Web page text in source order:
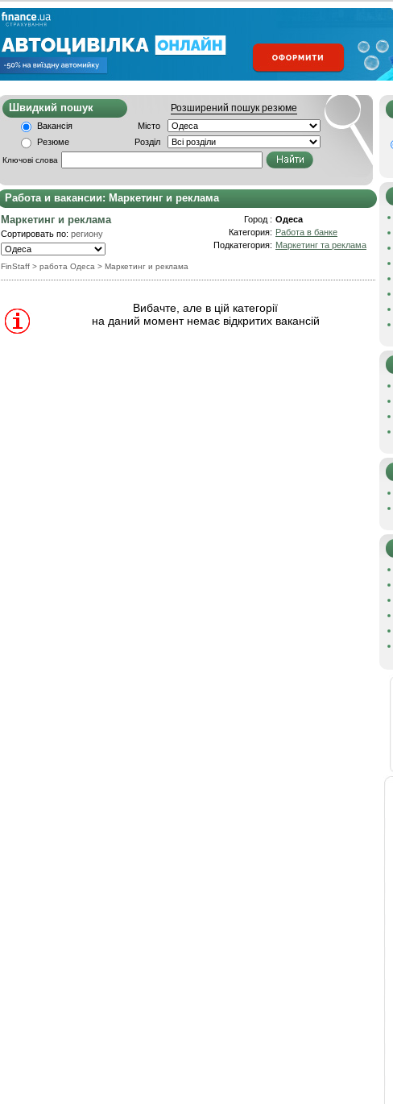
Швидкий пошук Розширений пошук резюме
Вакансія
Місто
Резюме
Розділ
Ключові слова
Работа и вакансии: Маркетинг и реклама
Маркетинг и реклама
Сортировать по: региону
FinStaff > работа Одеса > Маркетинг и реклама
Город : Одеса
Категория: Работа в банке
Подкатегория: Маркетинг та реклама
Вибачте, але в цій категорії
на даний момент немає відкритих вакансій